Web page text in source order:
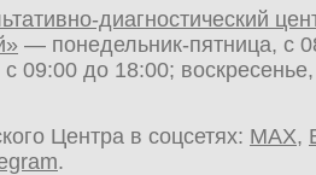
диагностический
— понедельник-пятница, с
с 09:00 до 18:00;
Центра в соцсетях: MAX,
.